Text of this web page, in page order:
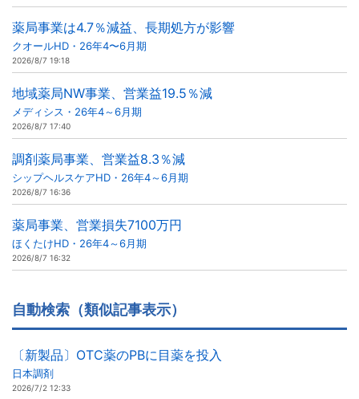
薬局事業は4.7％減益、長期処方が影響
クオールHD・26年4〜6月期
2026/8/7 19:18
地域薬局NW事業、営業益19.5％減
メディシス・26年4～6月期
2026/8/7 17:40
調剤薬局事業、営業益8.3％減
シップヘルスケアHD・26年4～6月期
2026/8/7 16:36
薬局事業、営業損失7100万円
ほくたけHD・26年4～6月期
2026/8/7 16:32
自動検索（類似記事表示）
〔新製品〕OTC薬のPBに目薬を投入
日本調剤
2026/7/2 12:33